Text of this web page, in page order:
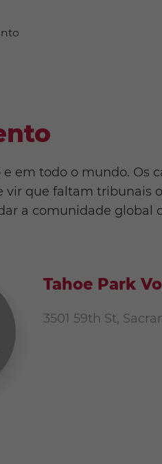
em todo o mundo. Os
vir que faltam tribunais
a comunidade global
Tahoe Park
3501 59th St,